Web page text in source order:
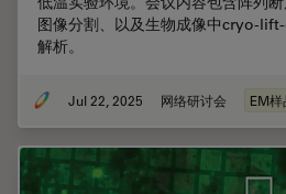
图像分割、以及生物成像中cryo-
解析。
Jul 22, 2025 网络研讨会 EM